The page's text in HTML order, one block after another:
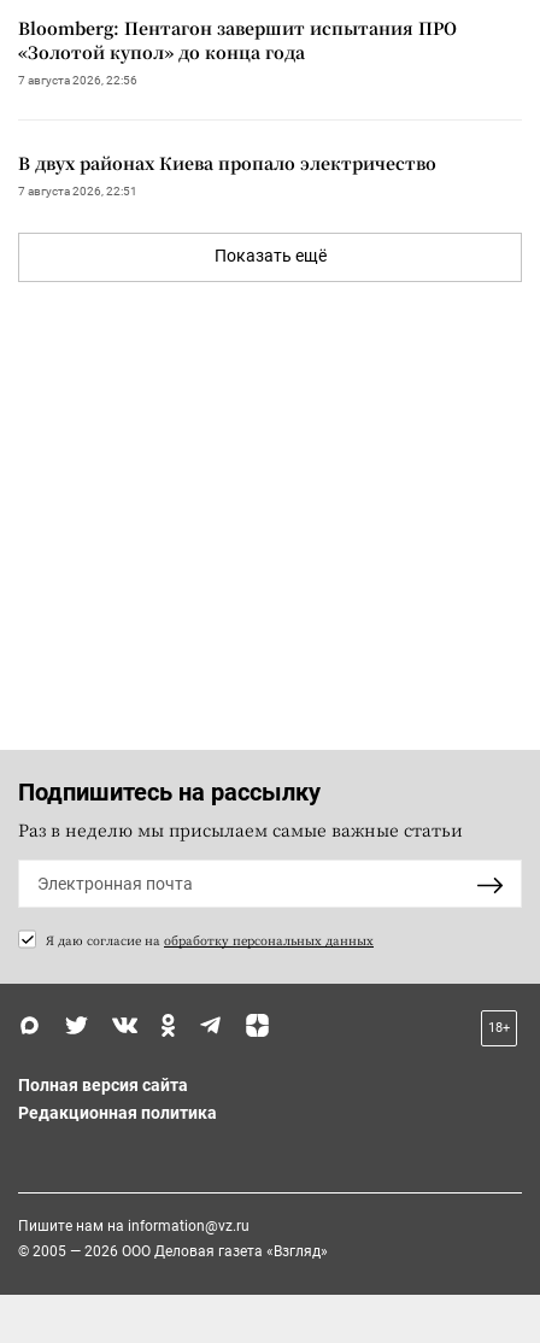
Bloomberg: Пентагон завершит испытания ПРО
«Золотой купол» до конца года
7 августа 2026, 22:56
В двух районах Киева пропало электричество
7 августа 2026, 22:51
Показать ещё
Подпишитесь на рассылку
Раз в неделю мы присылаем самые важные статьи
Я даю согласие на обработку персональных данных
18+
Полная версия сайта
Редакционная политика
Пишите нам на information@vz.ru
© 2005 — 2026 ООО Деловая газета «Взгляд»